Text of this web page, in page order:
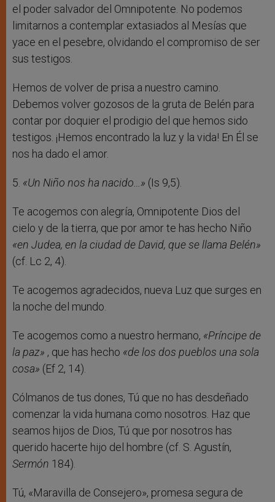
el poder salvador del Omnipotente. No podemos
limitarnos a contemplar extasiados al Mesías que
yace en el pesebre, olvidando el compromiso de ser
sus testigos.
Hemos de volver de prisa a nuestro camino.
Debemos volver gozosos de la gruta de Belén para
contar por doquier el prodigio del que hemos sido
testigos. ¡Hemos encontrado la luz y la vida! En Él se
nos ha dado el amor.
5. «Un Niño nos ha nacido…» (Is 9,5).
Te acogemos con alegría, Omnipotente Dios del
cielo y de la tierra, que por amor te has hecho Niño
«en Judea, en la ciudad de David, que se llama Belén»
(cf. Lc 2, 4).
Te acogemos agradecidos, nueva Luz que surges en
la noche del mundo.
Te acogemos como a nuestro hermano, «Príncipe de
la paz» , que has hecho «de los dos pueblos una sola
cosa» (Ef 2, 14).
Cólmanos de tus dones, Tú que no has desdeñado
comenzar la vida humana como nosotros. Haz que
seamos hijos de Dios, Tú que por nosotros has
querido hacerte hijo del hombre (cf. S. Agustín,
Sermón 184).
Tú, «Maravilla de Consejero», promesa segura de